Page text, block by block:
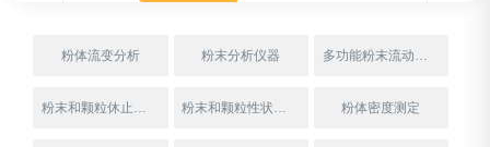
粉体流变分析 粉末分析仪器 多功能粉末流动性测试仪
粉末和颗粒休止角测量 粉末和颗粒性状测试仪 粉体密度测定